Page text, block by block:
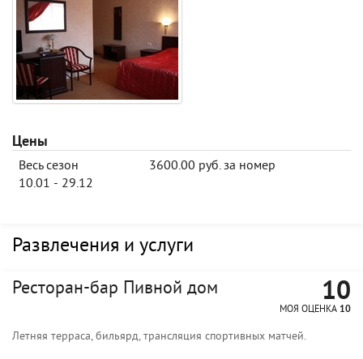
Цены
Весь сезон
10.01 - 29.12
3600.00 руб. за номер
Развлечения и услуги
Ресторан-бар Пивной дом 10
МОЯ ОЦЕНКА 10
Летняя терраса, бильярд, трансляция спортивных матчей.